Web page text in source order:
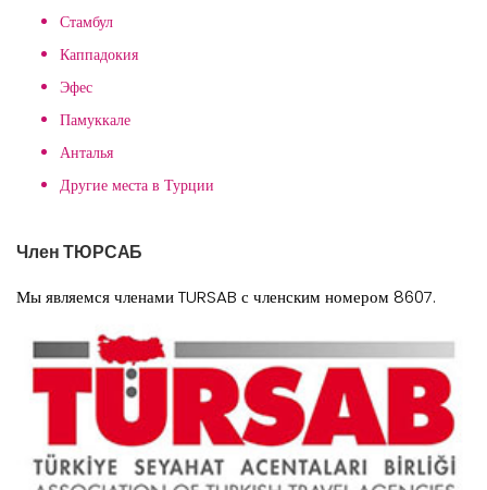
Стамбул
Каппадокия
Эфес
Памуккале
Анталья
Другие места в Турции
Член ТЮРСАБ
Мы являемся членами TURSAB с членским номером 8607.